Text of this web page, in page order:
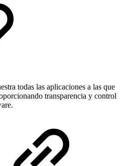
todas las aplicaciones a las que
transparencia y control